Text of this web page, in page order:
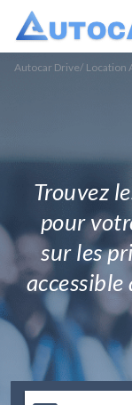
Autocar Drive/ Location
Trouvez
pour
sur les